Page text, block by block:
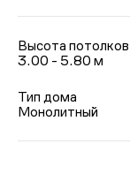
Высота потолков
3.00 - 5.80 м
Тип дома
Монолитный